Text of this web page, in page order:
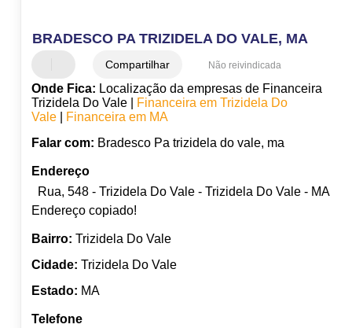
BRADESCO PA TRIZIDELA DO VALE, MA
Compartilhar Não reivindicada
Onde Fica: Localização da empresas de Financeira
Trizidela Do Vale |
Financeira em Trizidela Do
Vale|
Financeira em MA
Falar com: Bradesco Pa trizidela do vale, ma
Endereço
Rua, 548 - Trizidela Do Vale - Trizidela Do Vale - MA
Endereço copiado!
Bairro: Trizidela Do Vale
Cidade: Trizidela Do Vale
Estado: MA
Telefone